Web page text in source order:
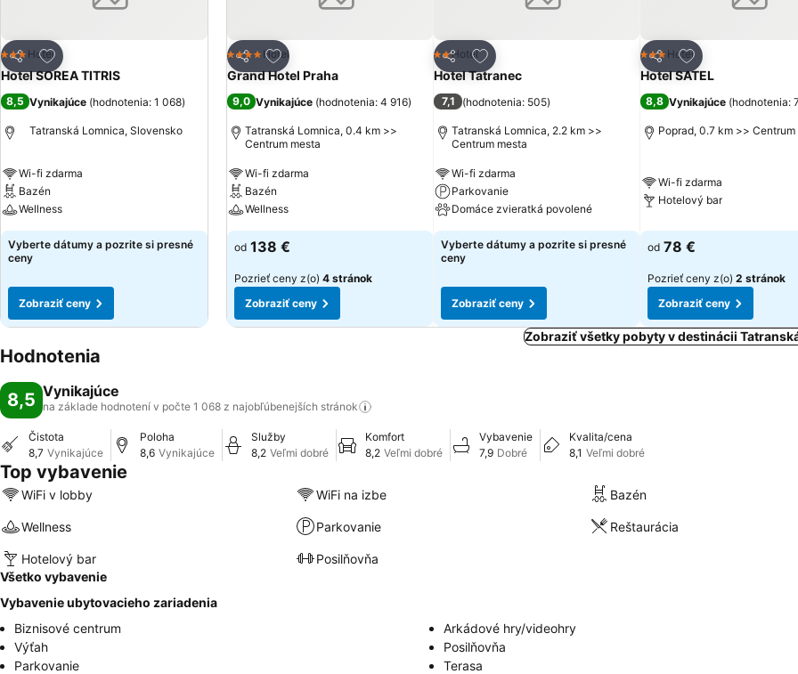
Zdieľať
Pridať do obľúbených
3 Počet hviezdičiek
Hotel
Hotel SOREA TITRIS
8,5 Vynikajúce (hodnotenia: 1 068)
Tatranská Lomnica, Slovensko
Wi-fi zdarma
Bazén
Wellness
Vyberte dátumy a pozrite si presné
ceny
Zobraziť ceny
Zdieľať
Pridať do obľúbených
4 Počet hviezdičiek
Hotel
Grand Hotel Praha
9,0 Vynikajúce (hodnotenia: 4 916)
Tatranská Lomnica, 0.4 km >>
Centrum mesta
Wi-fi zdarma
Bazén
Wellness
od 138 €
Pozrieť ceny z(o) 4 stránok
Zobraziť ceny
Zdieľať
Pridať do obľúbených
2 Počet hviezdičiek
Hotel
Hotel Tatranec
7,1 (hodnotenia: 505)
Tatranská Lomnica, 2.2 km >>
Centrum mesta
Wi-fi zdarma
Parkovanie
Domáce zvieratká povolené
Vyberte dátumy a pozrite si presné
ceny
Zobraziť ceny
Zdieľať
Pridať do
3 Počet hviezdičiek
Hotel
Hotel SATEL
8,8 Vynikajúce (hodnotenia:
Poprad, 0.7 km >> Centrum
Wi-fi zdarma
Hotelový bar
od 78 €
Pozrieť ceny z(o) 2 stránok
Zobraziť ceny
Zobraziť všetky pobyty v destinácii
Hodnotenia
8,5 Vynikajúce
na základe hodnotení v počte 1 068 z najobľúbenejších stránok
Čistota
8,7 Vynikajúce
Poloha
8,6 Vynikajúce
Služby
8,2 Veľmi dobré
Komfort
8,2 Veľmi dobré
Vybavenie
7,9 Dobré
Kvalita/cena
8,1 Veľmi dobré
Top vybavenie
WiFi v lobby WiFi na izbe Bazén
Wellness Parkovanie Reštaurácia
Hotelový bar
Posilňovňa
Všetko vybavenie
Vybavenie ubytovacieho zariadenia
Biznisové centrum
Arkádové hry/videohry
Výťah
Posilňovňa
Parkovanie
Terasa